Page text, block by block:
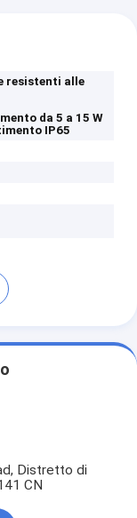
resistenti alle
da 5 a 15 W
IP65
Distretto di
CN